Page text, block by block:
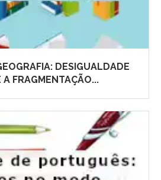
DESIGUALDADE
A FRAGMENTAÇÃO...